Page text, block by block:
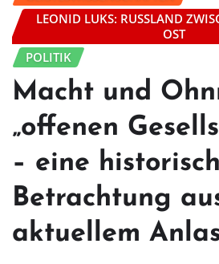
LEONID LUKS: RUSSLAND
OST
POLITIK
Macht und
„offenen
– eine
Betrachtung
aktuellem